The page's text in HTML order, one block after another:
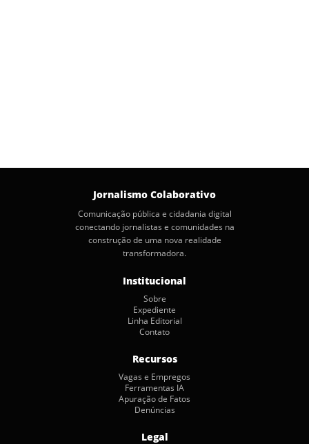
Jornalismo Colaborativo
Comunicação pública e cidadania digital
conectando jornalistas e comunidades na
construção de uma nova realidade
transformadora.
Institucional
Sobre
Expediente
Linha Editorial
Contato
Recursos
Vagas e Empregos
Ferramentas IA
Apuração de Fatos
Denúncias
Legal